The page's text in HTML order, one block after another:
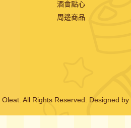
酒會點心
周邊商品
All Rights Reserved. Designed